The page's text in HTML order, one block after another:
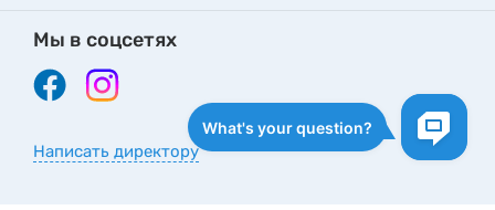
Мы в соцсетях
Написать директору